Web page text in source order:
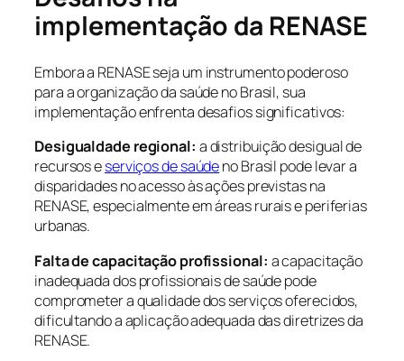
implementação da RENASE
Embora a RENASE seja um instrumento poderoso
para a organização da saúde no Brasil, sua
implementação enfrenta desafios significativos:
Desigualdade regional: a distribuição desigual de
recursos eserviços de saúdeno Brasil pode levar a
disparidades no acesso às ações previstas na
RENASE, especialmente em áreas rurais e periferias
urbanas.
Falta de capacitação profissional: a capacitação
inadequada dos profissionais de saúde pode
comprometer a qualidade dos serviços oferecidos,
dificultando a aplicação adequada das diretrizes da
RENASE.